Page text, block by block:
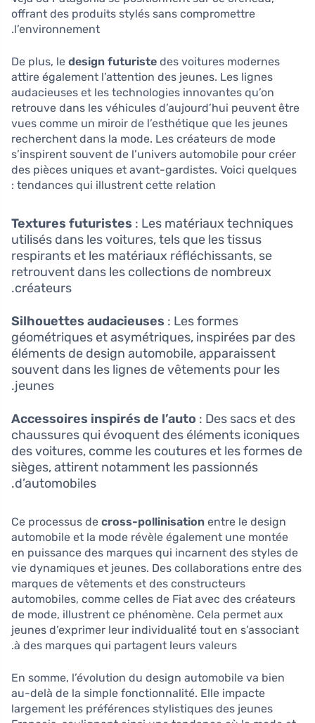
offrant des produits stylés sans compromettre
l’environnement.
De plus, le design futuriste des voitures modernes
attire également l’attention des jeunes. Les lignes
audacieuses et les technologies innovantes qu’on
retrouve dans les véhicules d’aujourd’hui peuvent être
vues comme un miroir de l’esthétique que les jeunes
recherchent dans la mode. Les créateurs de mode
s’inspirent souvent de l’univers automobile pour créer
des pièces uniques et avant-gardistes. Voici quelques
tendances qui illustrent cette relation :
Textures futuristes : Les matériaux techniques
utilisés dans les voitures, tels que les tissus
respirants et les matériaux réfléchissants, se
retrouvent dans les collections de nombreux
créateurs.
Silhouettes audacieuses : Les formes
géométriques et asymétriques, inspirées par des
éléments de design automobile, apparaissent
souvent dans les lignes de vêtements pour les
jeunes.
Accessoires inspirés de l’auto : Des sacs et des
chaussures qui évoquent des éléments iconiques
des voitures, comme les coutures et les formes de
sièges, attirent notamment les passionnés
d’automobiles.
Ce processus de cross-pollinisation entre le design
automobile et la mode révèle également une montée
en puissance des marques qui incarnent des styles de
vie dynamiques et jeunes. Des collaborations entre des
marques de vêtements et des constructeurs
automobiles, comme celles de Fiat avec des créateurs
de mode, illustrent ce phénomène. Cela permet aux
jeunes d’exprimer leur individualité tout en s’associant
à des marques qui partagent leurs valeurs.
En somme, l’évolution du design automobile va bien
au-delà de la simple fonctionnalité. Elle impacte
largement les préférences stylistiques des jeunes